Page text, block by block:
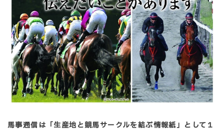
馬事通信は「生産地と競馬サークルを結ぶ情報紙」として１